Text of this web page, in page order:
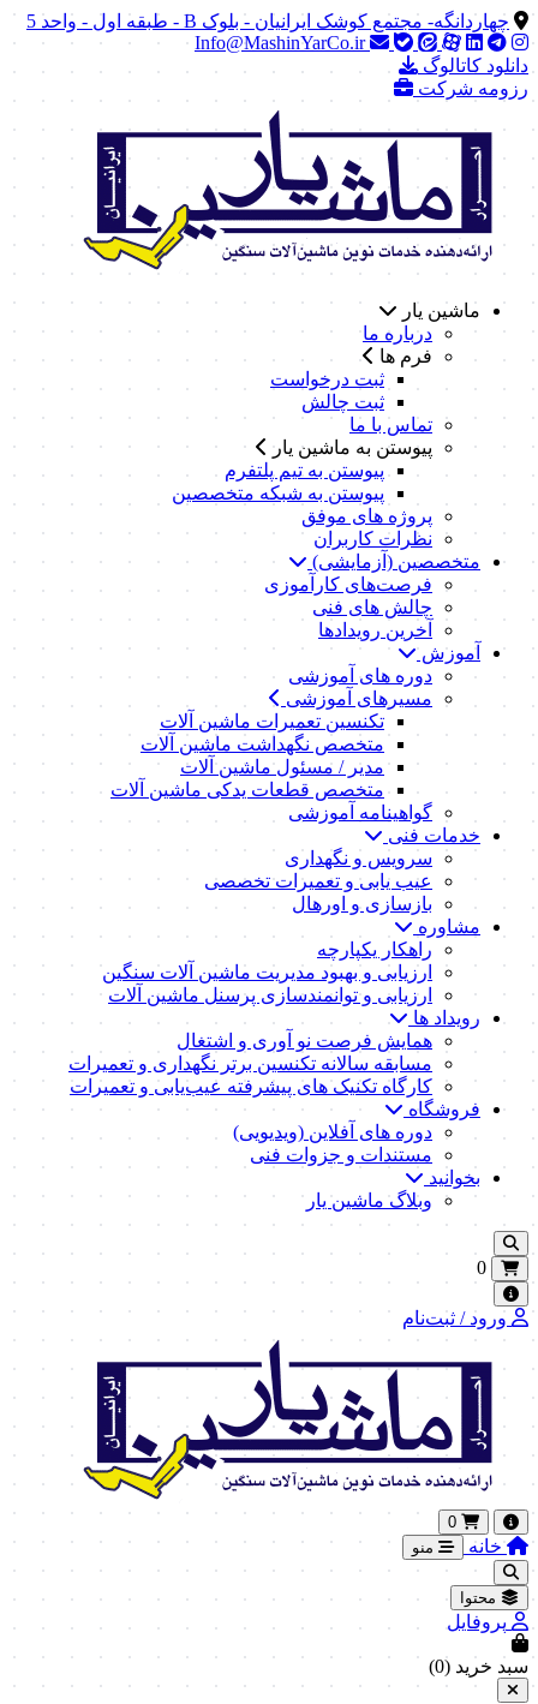
چهاردانگه- مجتمع کوشک ایرانیان - بلوک B - طبقه اول - واحد 5
Info@MashinYarCo.ir
دانلود کاتالوگ
رزومه شرکت
ماشین یار
درباره ما
فرم ها
ثبت درخواست
ثبت چالش
تماس با ما
پیوستن به ماشین یار
پیوستن به تیم پلتفرم
پیوستن به شبکه متخصصین
پروژه های موفق
نظرات کاربران
متخصصین (آزمایشی)
فرصت‌های کارآموزی
چالش های فنی
آخرین رویدادها
آموزش
دوره های آموزشی
مسیرهای آموزشی
تکنسین تعمیرات ماشین آلات
متخصص نگهداشت ماشین آلات
مدیر / مسئول ماشین آلات
متخصص قطعات یدکی ماشین آلات
گواهینامه آموزشی
خدمات فنی
سرویس و نگهداری
عیب یابی و تعمیرات تخصصی
بازسازی و اورهال
مشاوره
راهکار یکپارچه
ارزیابی و بهبود مدیریت ماشین آلات سنگین
ارزیابی و توانمندسازی پرسنل ماشین آلات
رویداد ها
همایش فرصت نو آوری و اشتغال
مسابقه سالانه تکنسین برتر نگهداری و تعمیرات
کارگاه تکنیک‌ های پیشرفته عیب‌یابی و تعمیرات
فروشگاه
دوره های آفلاین (ویدیویی)
مستندات و جزوات فنی
بخوانید
وبلاگ ماشین یار
0
ورود / ثبت‌نام
0
خانه منو
محتوا
پروفایل
سبد خرید (0
)